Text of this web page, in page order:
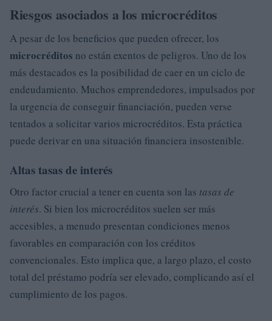
Riesgos asociados a los microcréditos
A pesar de los beneficios que pueden ofrecer, los
microcréditos no están exentos de peligros. Uno de los
más destacados es la posibilidad de caer en un ciclo de
endeudamiento. Muchos emprendedores, impulsados por
la urgencia de conseguir financiación, pueden verse
tentados a solicitar varios microcréditos. Esta práctica
puede derivar en una situación financiera insostenible.
Altas tasas de interés
Otro factor crucial a tener en cuenta son las tasas de
interés. Si bien los microcréditos suelen ser más
accesibles, a menudo presentan condiciones menos
favorables en comparación con los créditos
convencionales. Esto implica que, a largo plazo, el costo
total del préstamo podría ser elevado, complicando así el
cumplimiento de los pagos.